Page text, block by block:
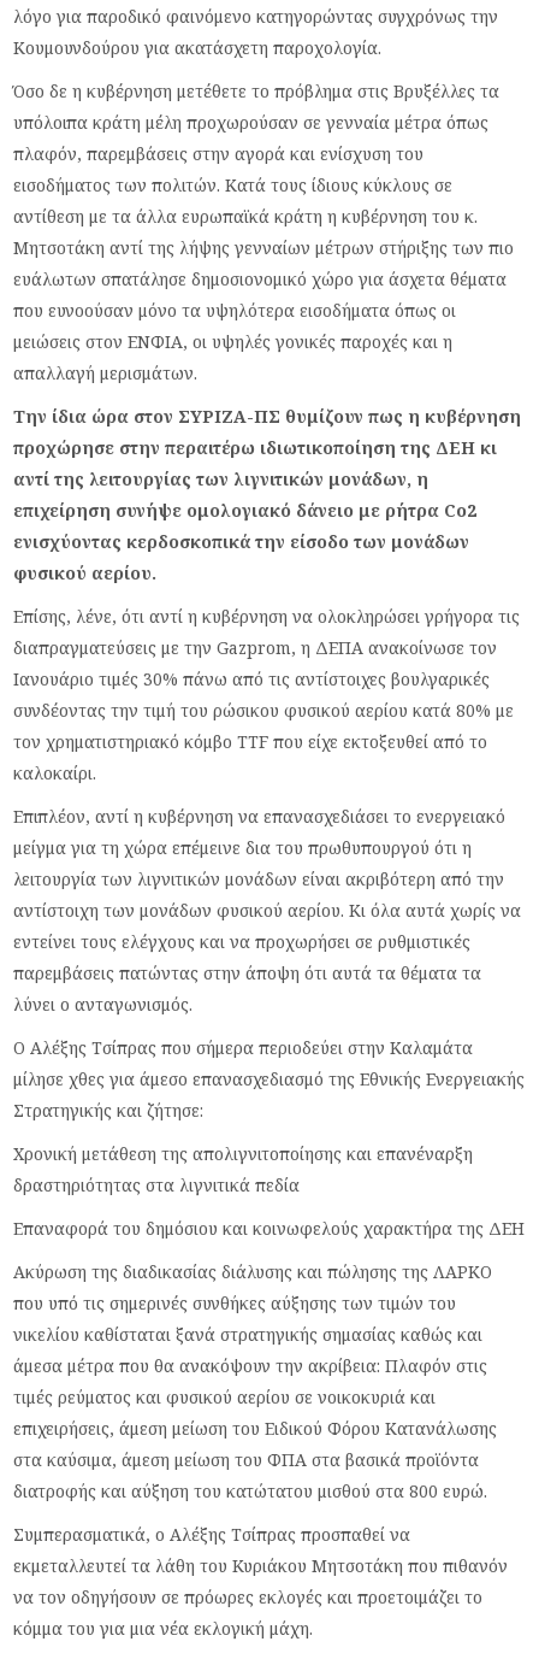
λόγο για παροδικό φαινόμενο κατηγορώντας συγχρόνως την
Κουμουνδούρου για ακατάσχετη παροχολογία.
Όσο δε η κυβέρνηση μετέθετε το πρόβλημα στις Βρυξέλλες τα
υπόλοιπα κράτη μέλη προχωρούσαν σε γενναία μέτρα όπως
πλαφόν, παρεμβάσεις στην αγορά και ενίσχυση του
εισοδήματος των πολιτών. Κατά τους ίδιους κύκλους σε
αντίθεση με τα άλλα ευρωπαϊκά κράτη η κυβέρνηση του κ.
Μητσοτάκη αντί της λήψης γενναίων μέτρων στήριξης των πιο
ευάλωτων σπατάλησε δημοσιονομικό χώρο για άσχετα θέματα
που ευνοούσαν μόνο τα υψηλότερα εισοδήματα όπως οι
μειώσεις στον ΕΝΦΙΑ, οι υψηλές γονικές παροχές και η
απαλλαγή μερισμάτων.
Την ίδια ώρα στον ΣΥΡΙΖΑ-ΠΣ θυμίζουν πως η κυβέρνηση
προχώρησε στην περαιτέρω ιδιωτικοποίηση της ΔΕΗ κι
αντί της λειτουργίας των λιγνιτικών μονάδων, η
επιχείρηση συνήψε ομολογιακό δάνειο με ρήτρα Co2
ενισχύοντας κερδοσκοπικά την είσοδο των μονάδων
φυσικού αερίου.
Επίσης, λένε, ότι αντί η κυβέρνηση να ολοκληρώσει γρήγορα τις
διαπραγματεύσεις με την Gazprom, η ΔΕΠΑ ανακοίνωσε τον
Ιανουάριο τιμές 30% πάνω από τις αντίστοιχες βουλγαρικές
συνδέοντας την τιμή του ρώσικου φυσικού αερίου κατά 80% με
τον χρηματιστηριακό κόμβο TTF που είχε εκτοξευθεί από το
καλοκαίρι.
Επιπλέον, αντί η κυβέρνηση να επανασχεδιάσει το ενεργειακό
μείγμα για τη χώρα επέμεινε δια του πρωθυπουργού ότι η
λειτουργία των λιγνιτικών μονάδων είναι ακριβότερη από την
αντίστοιχη των μονάδων φυσικού αερίου. Κι όλα αυτά χωρίς να
εντείνει τους ελέγχους και να προχωρήσει σε ρυθμιστικές
παρεμβάσεις πατώντας στην άποψη ότι αυτά τα θέματα τα
λύνει ο ανταγωνισμός.
Ο Αλέξης Τσίπρας που σήμερα περιοδεύει στην Καλαμάτα
μίλησε χθες για άμεσο επανασχεδιασμό της Εθνικής Ενεργειακής
Στρατηγικής και ζήτησε:
Χρονική μετάθεση της απολιγνιτοποίησης και επανέναρξη
δραστηριότητας στα λιγνιτικά πεδία
Επαναφορά του δημόσιου και κοινωφελούς χαρακτήρα της ΔΕΗ
Ακύρωση της διαδικασίας διάλυσης και πώλησης της ΛΑΡΚΟ
που υπό τις σημερινές συνθήκες αύξησης των τιμών του
νικελίου καθίσταται ξανά στρατηγικής σημασίας καθώς και
άμεσα μέτρα που θα ανακόψουν την ακρίβεια: Πλαφόν στις
τιμές ρεύματος και φυσικού αερίου σε νοικοκυριά και
επιχειρήσεις, άμεση μείωση του Ειδικού Φόρου Κατανάλωσης
στα καύσιμα, άμεση μείωση του ΦΠΑ στα βασικά προϊόντα
διατροφής και αύξηση του κατώτατου μισθού στα 800 ευρώ.
Συμπερασματικά, ο Αλέξης Τσίπρας προσπαθεί να
εκμεταλλευτεί τα λάθη του Κυριάκου Μητσοτάκη που πιθανόν
να τον οδηγήσουν σε πρόωρες εκλογές και προετοιμάζει το
κόμμα του για μια νέα εκλογική μάχη.